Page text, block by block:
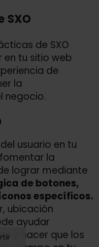
SXO
de SXO
en tu sitio web
de
la
negocio.
usuario en tu
la
lograr mediante
de botones,
específicos.
ubicación
ayudar
y hacer que los